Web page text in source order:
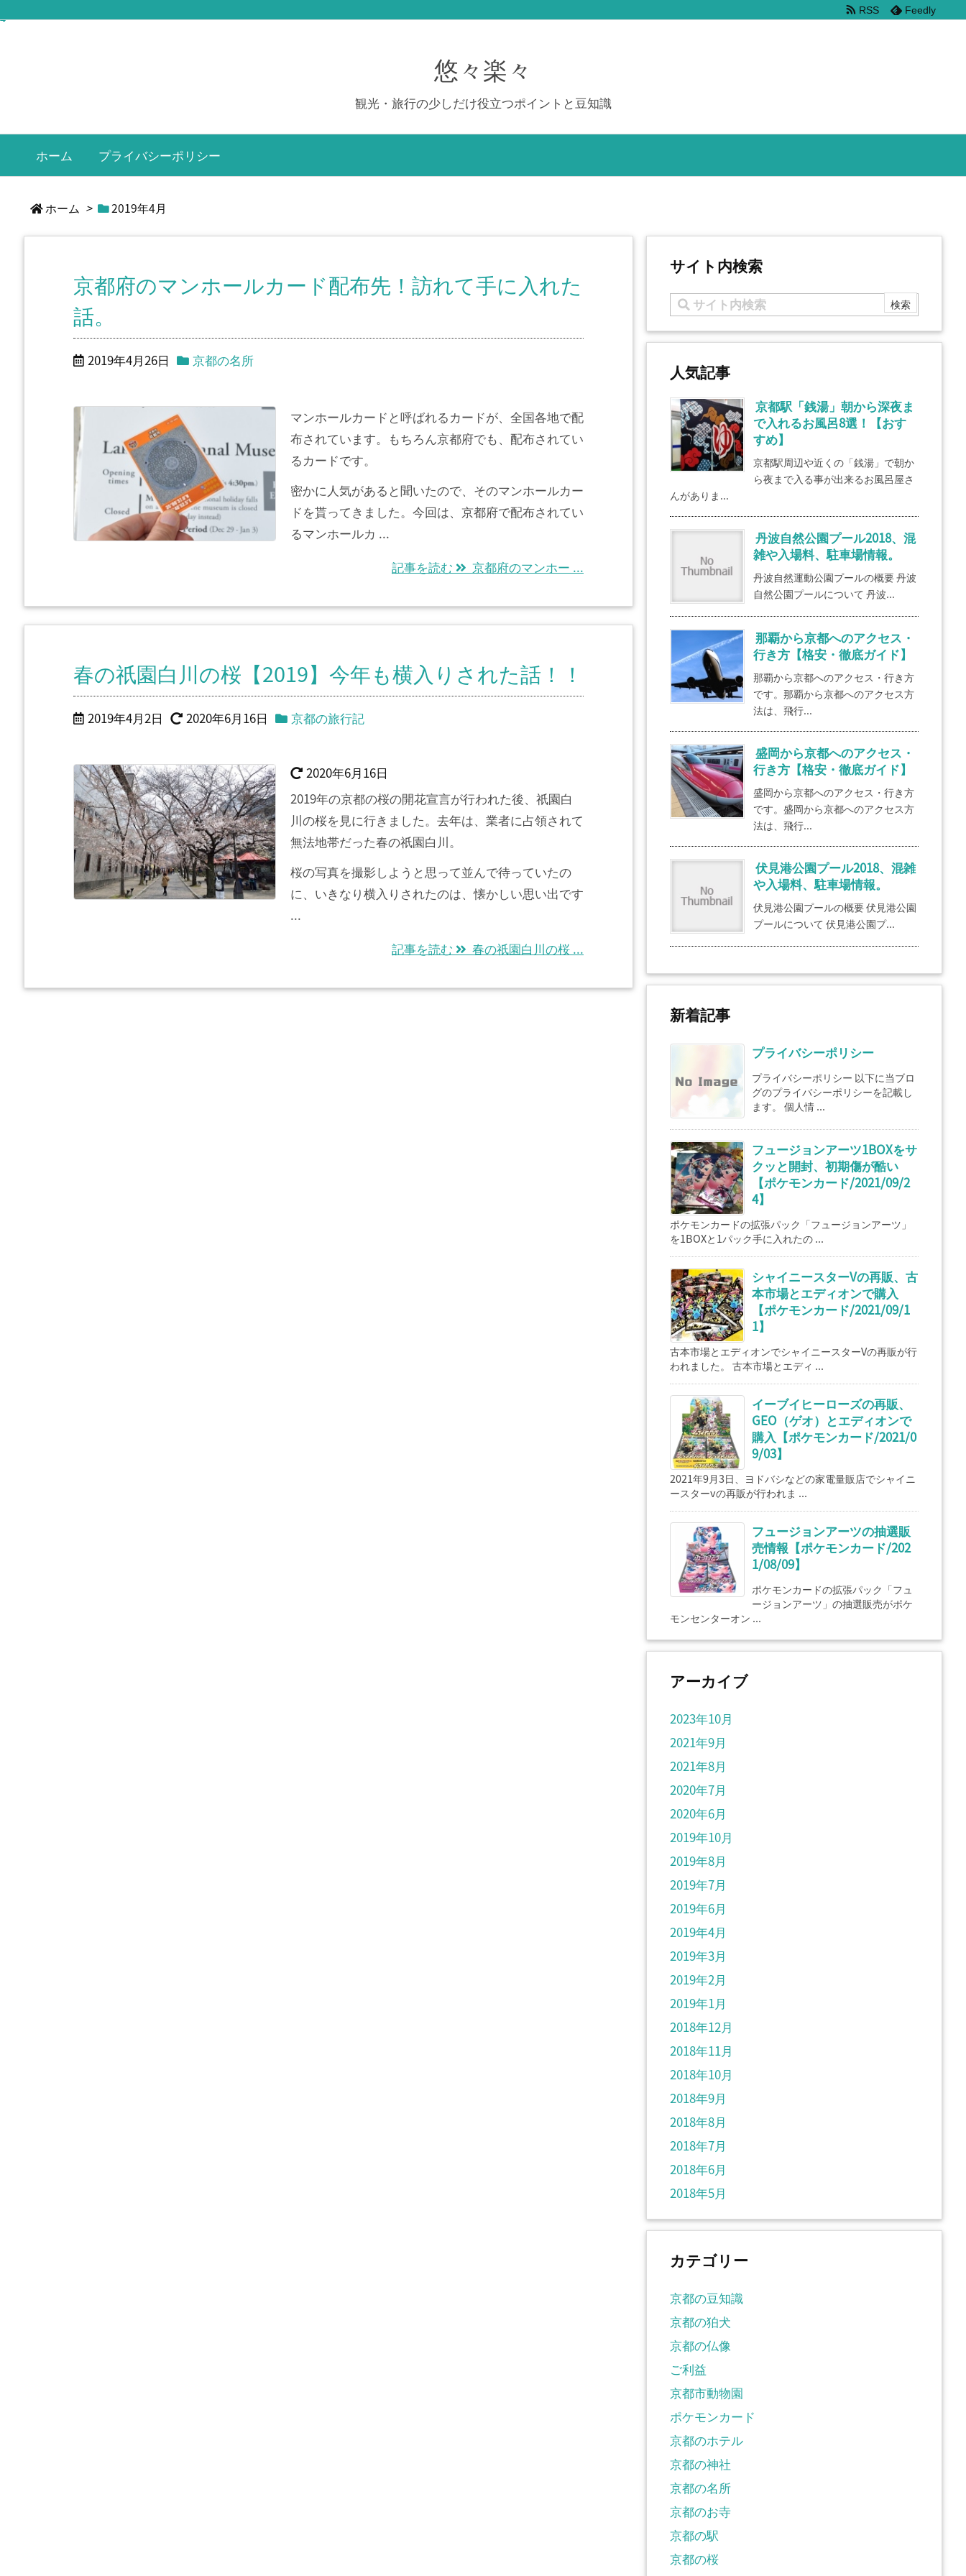
悠々楽々
観光・旅行の少しだけ役立つポイントと豆知識
ホーム プライバシーポリシー
RSS Feedly
ホーム > 2019年4月
京都府のマンホールカード配布先！訪れて手に入れた
話。
2019年4月26日 京都の名所
マンホールカードと呼ばれるカードが、全国各地で配
布されています。もちろん京都府でも、配布されてい
るカードです。
密かに人気があると聞いたので、そのマンホールカー
ドを貰ってきました。今回は、京都府で配布されてい
るマンホールカ ...
記事を読む
京都府のマンホー ...
春の祇園白川の桜【2019】今年も横入りされた話！！
2019年4月2日 2020年6月16日 京都の旅行記
2020年6月16日
2019年の京都の桜の開花宣言が行われた後、祇園白
川の桜を見に行きました。去年は、業者に占領されて
無法地帯だった春の祇園白川。
桜の写真を撮影しようと思って並んで待っていたの
に、いきなり横入りされたのは、懐かしい思い出です
...
記事を読む
春の祇園白川の桜 ...
サイト内検索
人気記事
京都駅「銭湯」朝から深夜ま
で入れるお風呂8選！【おす
すめ】
京都駅周辺や近くの「銭湯」で朝か
ら夜まで入る事が出来るお風呂屋さ
んがありま...
丹波自然公園プール2018、混
雑や入場料、駐車場情報。
丹波自然運動公園プールの概要 丹波
自然公園プールについて 丹波...
那覇から京都へのアクセス・
行き方【格安・徹底ガイド】
那覇から京都へのアクセス・行き方
です。那覇から京都へのアクセス方
法は、飛行...
盛岡から京都へのアクセス・
行き方【格安・徹底ガイド】
盛岡から京都へのアクセス・行き方
です。盛岡から京都へのアクセス方
法は、飛行...
伏見港公園プール2018、混雑
や入場料、駐車場情報。
伏見港公園プールの概要 伏見港公園
プールについて 伏見港公園プ...
新着記事
プライバシーポリシー
プライバシーポリシー 以下に当ブロ
グのプライバシーポリシーを記載し
ます。 個人情 ...
フュージョンアーツ1BOXをサ
クッと開封、初期傷が酷い
【ポケモンカード/2021/09/2
4】
ポケモンカードの拡張パック「フュージョンアーツ」
を1BOXと1パック手に入れたの ...
シャイニースターVの再販、古
本市場とエディオンで購入
【ポケモンカード/2021/09/1
1】
古本市場とエディオンでシャイニースターVの再販が行
われました。 古本市場とエディ ...
イーブイヒーローズの再販、
GEO（ゲオ）とエディオンで
購入【ポケモンカード/2021/0
9/03】
2021年9月3日、ヨドバシなどの家電量販店でシャイニ
ースターvの再販が行われま ...
フュージョンアーツの抽選販
売情報【ポケモンカード/202
1/08/09】
ポケモンカードの拡張パック「フュ
ージョンアーツ」の抽選販売がポケ
モンセンターオン ...
アーカイブ
2023年10月
2021年9月
2021年8月
2020年7月
2020年6月
2019年10月
2019年8月
2019年7月
2019年6月
2019年4月
2019年3月
2019年2月
2019年1月
2018年12月
2018年11月
2018年10月
2018年9月
2018年8月
2018年7月
2018年6月
2018年5月
カテゴリー
京都の豆知識
京都の狛犬
京都の仏像
ご利益
京都市動物園
ポケモンカード
京都のホテル
京都の神社
京都の名所
京都のお寺
京都の駅
京都の桜